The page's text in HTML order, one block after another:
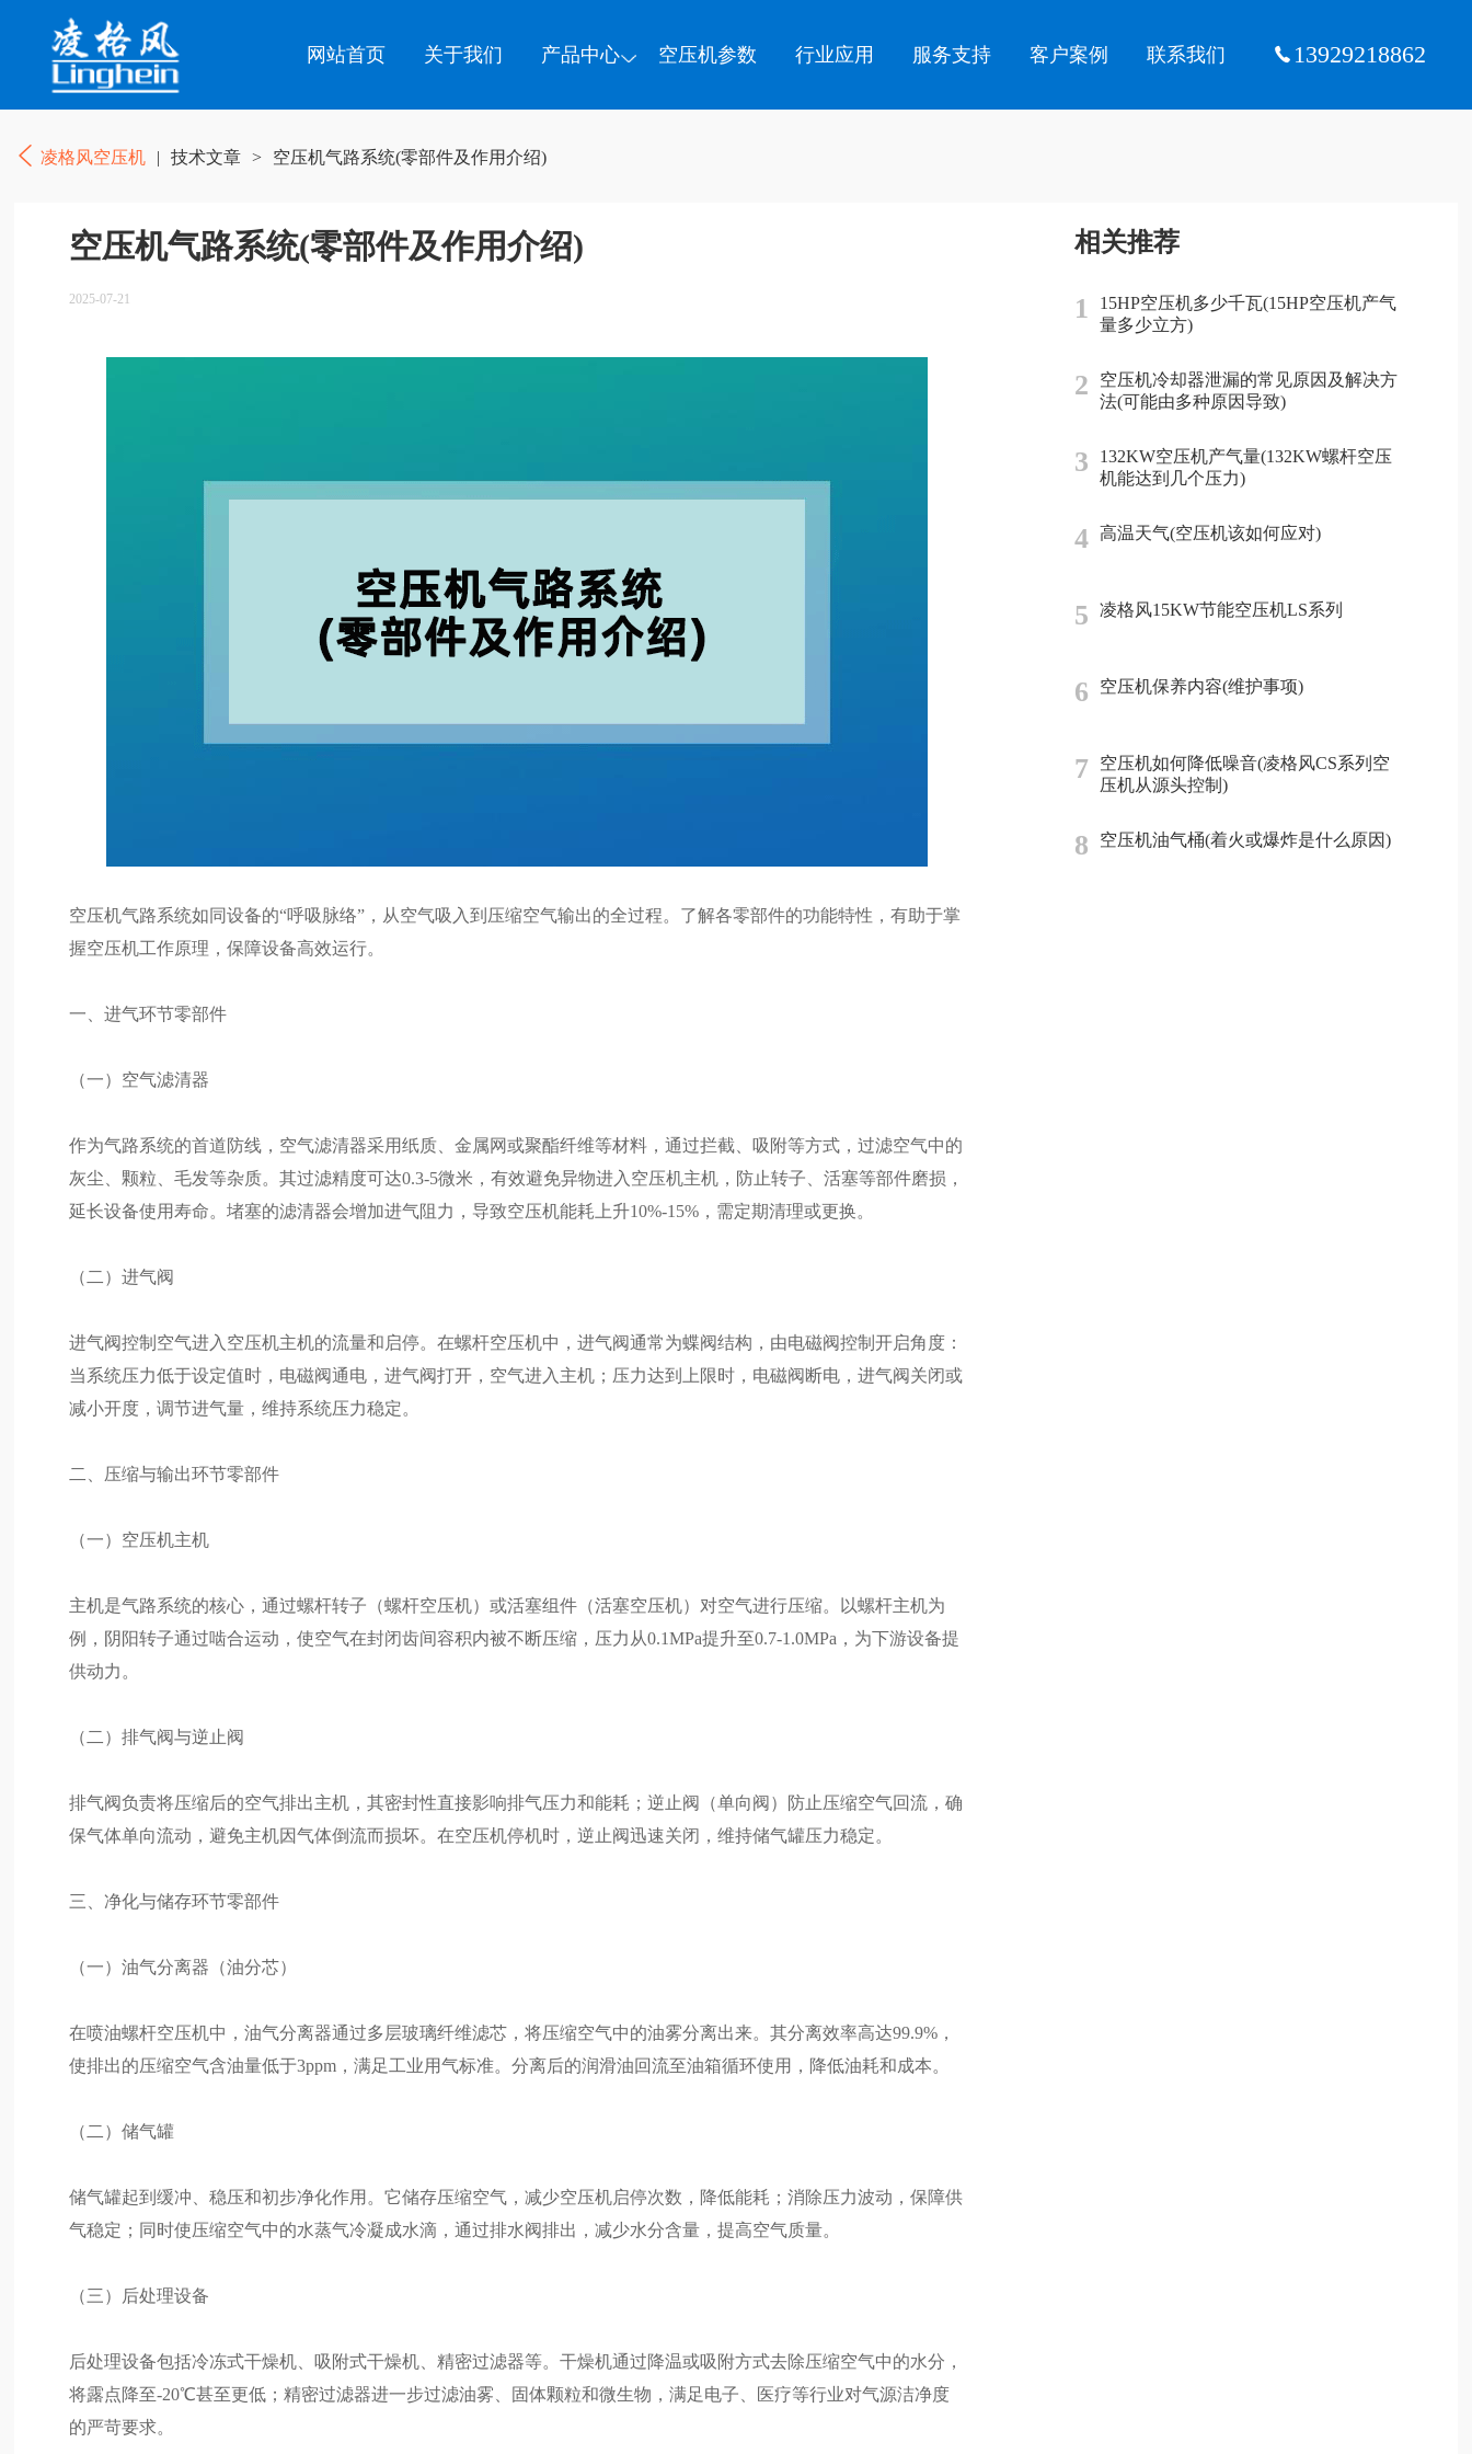
网站首页 关于我们 产品中心 空压机参数 行业应用 服务支持 客户案例 联系我们 13929218862
凌格风空压机 | 技术文章 > 空压机气路系统(零部件及作用介绍)
空压机气路系统(零部件及作用介绍)
2025-07-21
空压机气路系统如同设备的“呼吸脉络”，从空气吸入到压缩空气输出的全过程。了解各零部件的功能特性，有助于掌
握空压机工作原理，保障设备高效运行。
一、进气环节零部件
（一）空气滤清器
作为气路系统的首道防线，空气滤清器采用纸质、金属网或聚酯纤维等材料，通过拦截、吸附等方式，过滤空气中的
灰尘、颗粒、毛发等杂质。其过滤精度可达0.3-5微米，有效避免异物进入空压机主机，防止转子、活塞等部件磨损，
延长设备使用寿命。堵塞的滤清器会增加进气阻力，导致空压机能耗上升10%-15%，需定期清理或更换。
（二）进气阀
进气阀控制空气进入空压机主机的流量和启停。在螺杆空压机中，进气阀通常为蝶阀结构，由电磁阀控制开启角度：
当系统压力低于设定值时，电磁阀通电，进气阀打开，空气进入主机；压力达到上限时，电磁阀断电，进气阀关闭或
减小开度，调节进气量，维持系统压力稳定。
二、压缩与输出环节零部件
（一）空压机主机
主机是气路系统的核心，通过螺杆转子（螺杆空压机）或活塞组件（活塞空压机）对空气进行压缩。以螺杆主机为
例，阴阳转子通过啮合运动，使空气在封闭齿间容积内被不断压缩，压力从0.1MPa提升至0.7-1.0MPa，为下游设备提
供动力。
（二）排气阀与逆止阀
排气阀负责将压缩后的空气排出主机，其密封性直接影响排气压力和能耗；逆止阀（单向阀）防止压缩空气回流，确
保气体单向流动，避免主机因气体倒流而损坏。在空压机停机时，逆止阀迅速关闭，维持储气罐压力稳定。
三、净化与储存环节零部件
（一）油气分离器（油分芯）
在喷油螺杆空压机中，油气分离器通过多层玻璃纤维滤芯，将压缩空气中的油雾分离出来。其分离效率高达99.9%，
使排出的压缩空气含油量低于3ppm，满足工业用气标准。分离后的润滑油回流至油箱循环使用，降低油耗和成本。
（二）储气罐
储气罐起到缓冲、稳压和初步净化作用。它储存压缩空气，减少空压机启停次数，降低能耗；消除压力波动，保障供
气稳定；同时使压缩空气中的水蒸气冷凝成水滴，通过排水阀排出，减少水分含量，提高空气质量。
（三）后处理设备
后处理设备包括冷冻式干燥机、吸附式干燥机、精密过滤器等。干燥机通过降温或吸附方式去除压缩空气中的水分，
将露点降至-20℃甚至更低；精密过滤器进一步过滤油雾、固体颗粒和微生物，满足电子、医疗等行业对气源洁净度
的严苛要求。
相关推荐
1
15HP空压机多少千瓦(15HP空压机产气
量多少立方)
2
空压机冷却器泄漏的常见原因及解决方
法(可能由多种原因导致)
3
132KW空压机产气量(132KW螺杆空压
机能达到几个压力)
4 高温天气(空压机该如何应对)
5 凌格风15KW节能空压机LS系列
6 空压机保养内容(维护事项)
7
空压机如何降低噪音(凌格风CS系列空
压机从源头控制)
8 空压机油气桶(着火或爆炸是什么原因)